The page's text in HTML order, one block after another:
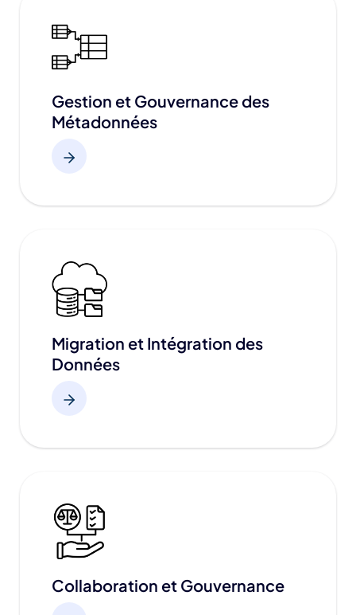
Gestion et Gouvernance des
Métadonnées
Migration et Intégration des
Données
Collaboration et Gouvernance